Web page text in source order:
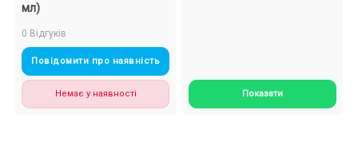
мл)
0 Відгуків
Повідомити про наявність
Немає у наявності Показати